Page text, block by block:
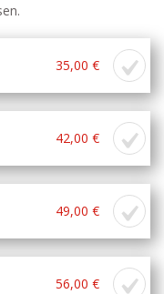
35,00 €
42,00 €
49,00 €
56,00 €